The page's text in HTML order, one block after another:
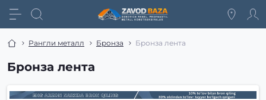
Рангли металл Бронза Бронза лента
Бронза лента